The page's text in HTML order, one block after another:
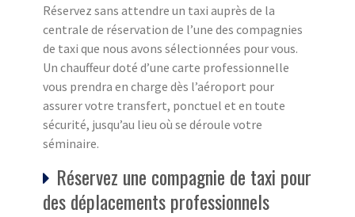
Réservez sans attendre un taxi auprès de la
centrale de réservation de l’une des compagnies
de taxi que nous avons sélectionnées pour vous.
Un chauffeur doté d’une carte professionnelle
vous prendra en charge dès l’aéroport pour
assurer votre transfert, ponctuel et en toute
sécurité, jusqu’au lieu où se déroule votre
séminaire.
Réservez une compagnie de taxi pour
des déplacements professionnels